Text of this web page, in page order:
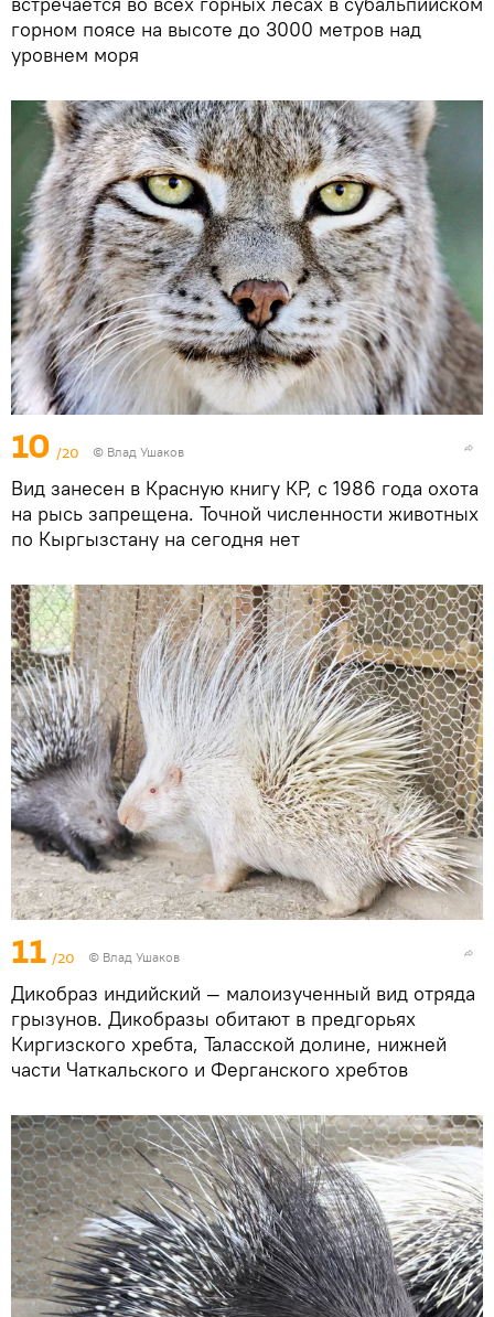
горном поясе на высоте до 3000 метров над
уровнем моря
10 /20 © Влад Ушаков
Вид занесен в Красную книгу КР, с 1986 года охота
на рысь запрещена. Точной численности животных
по Кыргызстану на сегодня нет
11 /20 © Влад Ушаков
Дикобраз индийский — малоизученный вид отряда
грызунов. Дикобразы обитают в предгорьях
Киргизского хребта, Таласской долине, нижней
части Чаткальского и Ферганского хребтов